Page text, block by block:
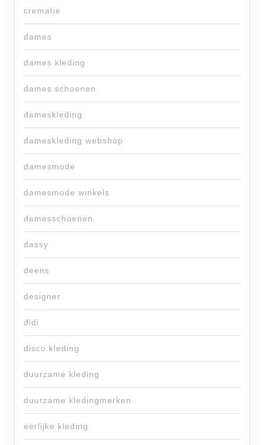
crematie
dames
dames kleding
dames schoenen
dameskleding
dameskleding webshop
damesmode
damesmode winkels
damesschoenen
dassy
deens
designer
didi
disco kleding
duurzame kleding
duurzame kledingmerken
eerlijke kleding